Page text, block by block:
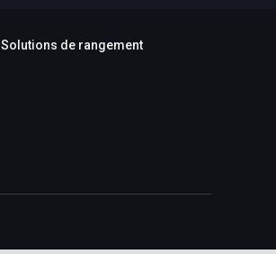
Solutions de rangement